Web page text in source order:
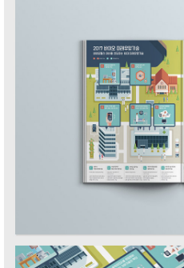
ALL Isometric
Interactive
Others